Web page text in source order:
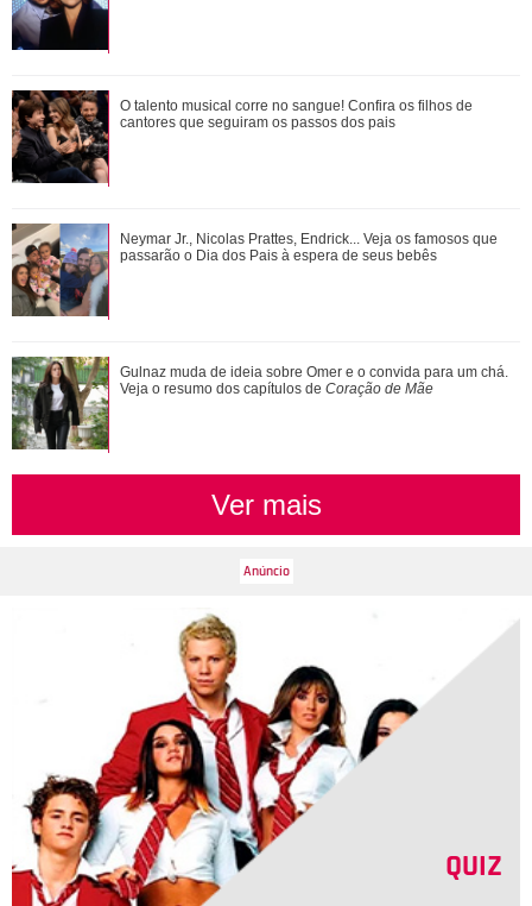
Ariana Grande faz desabafo em show sobre decisão de
pausar a carreira: Não foi uma reação...
Gillian Anderson, David Duchovny, Annabeth Gish... Saiba
como estão os atores de Arquivo X h...
Novelas, filmes e série... Relembre os papéis marcantes da
carreira de Bruna Marquezine
O talento musical corre no sangue! Confira os filhos de
cantores que seguiram os passos dos pais
Neymar Jr., Nicolas Prattes, Endrick... Veja os famosos que
passarão o Dia dos Pais à espera de seus bebês
Gulnaz muda de ideia sobre Omer e o convida para um chá.
Veja o resumo dos capítulos de Coração de Mãe
Ver mais
QUIZ